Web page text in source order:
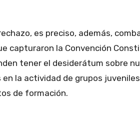
es preciso, además,
capturaron la Convención
tener el desiderátum sobre
la actividad de grupos
de formación.